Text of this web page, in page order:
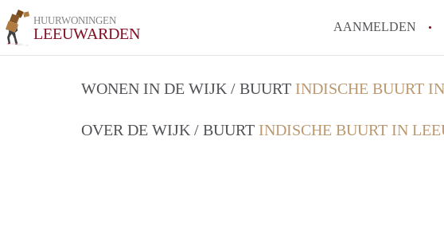
HUURWONINGEN
LEEUWARDEN AANMELDEN
WONEN IN DE WIJK / BUURT INDISCHE BUURT
OVER DE WIJK / BUURT INDISCHE BUURT IN